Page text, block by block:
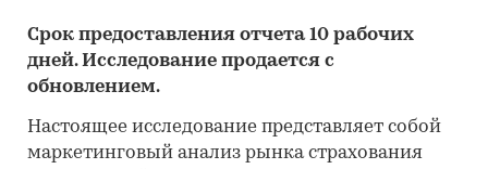
Срок предоставления отчета 10 рабочих
дней. Исследование продается с
обновлением.
Настоящее исследование представляет собой
маркетинговый анализ рынка страхования